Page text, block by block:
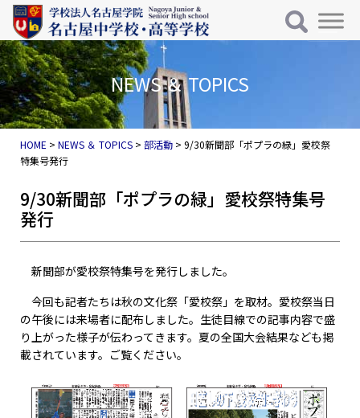
コンテンツへスキップ
メインナビゲーション
NEWS ＆ TOPICS
HOME >NEWS ＆ TOPICS >部活動 >9/30新聞部「ポプラの緑」愛校祭
特集号発行
9/30新聞部「ポプラの緑」愛校祭特集号
発行
新聞部が愛校祭特集号を発行しました。
今回も記者たちは秋の文化祭「愛校祭」を取材。愛校祭当日
の午後には来場者に配布しました。生徒目線での記事内容で盛
り上がった様子が伝わってきます。夏の全国大会結果なども掲
載されています。ご覧ください。